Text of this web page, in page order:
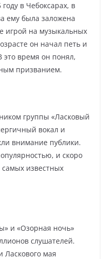
в Чебоксарах, в
ему была заложена
игрой на музыкальных
он начал петь и
это время он понял,
призванием.
группы «Ласковый
вокал и
внимание публики.
и скоро
известных
и «Озорная ночь»
слушателей.
Ласкового мая